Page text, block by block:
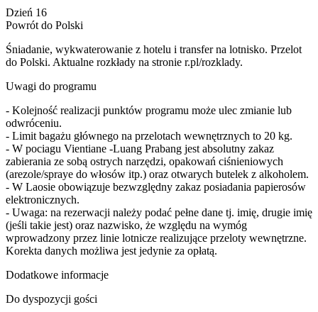
Dzień 16
Powrót do Polski
Śniadanie, wykwaterowanie z hotelu i transfer na lotnisko. Przelot
do Polski. Aktualne rozkłady na stronie r.pl/rozklady.
Uwagi do programu
- Kolejność realizacji punktów programu może ulec zmianie lub
odwróceniu.
- Limit bagażu głównego na przelotach wewnętrznych to 20 kg.
- W pociagu Vientiane -Luang Prabang jest absolutny zakaz
zabierania ze sobą ostrych narzędzi, opakowań ciśnieniowych
(arezole/spraye do włosów itp.) oraz otwarych butelek z alkoholem.
- W Laosie obowiązuje bezwzględny zakaz posiadania papierosów
elektronicznych.
- Uwaga: na rezerwacji należy podać pełne dane tj. imię, drugie imię
(jeśli takie jest) oraz nazwisko, że względu na wymóg
wprowadzony przez linie lotnicze realizujące przeloty wewnętrzne.
Korekta danych możliwa jest jedynie za opłatą.
Dodatkowe informacje
Do dyspozycji gości